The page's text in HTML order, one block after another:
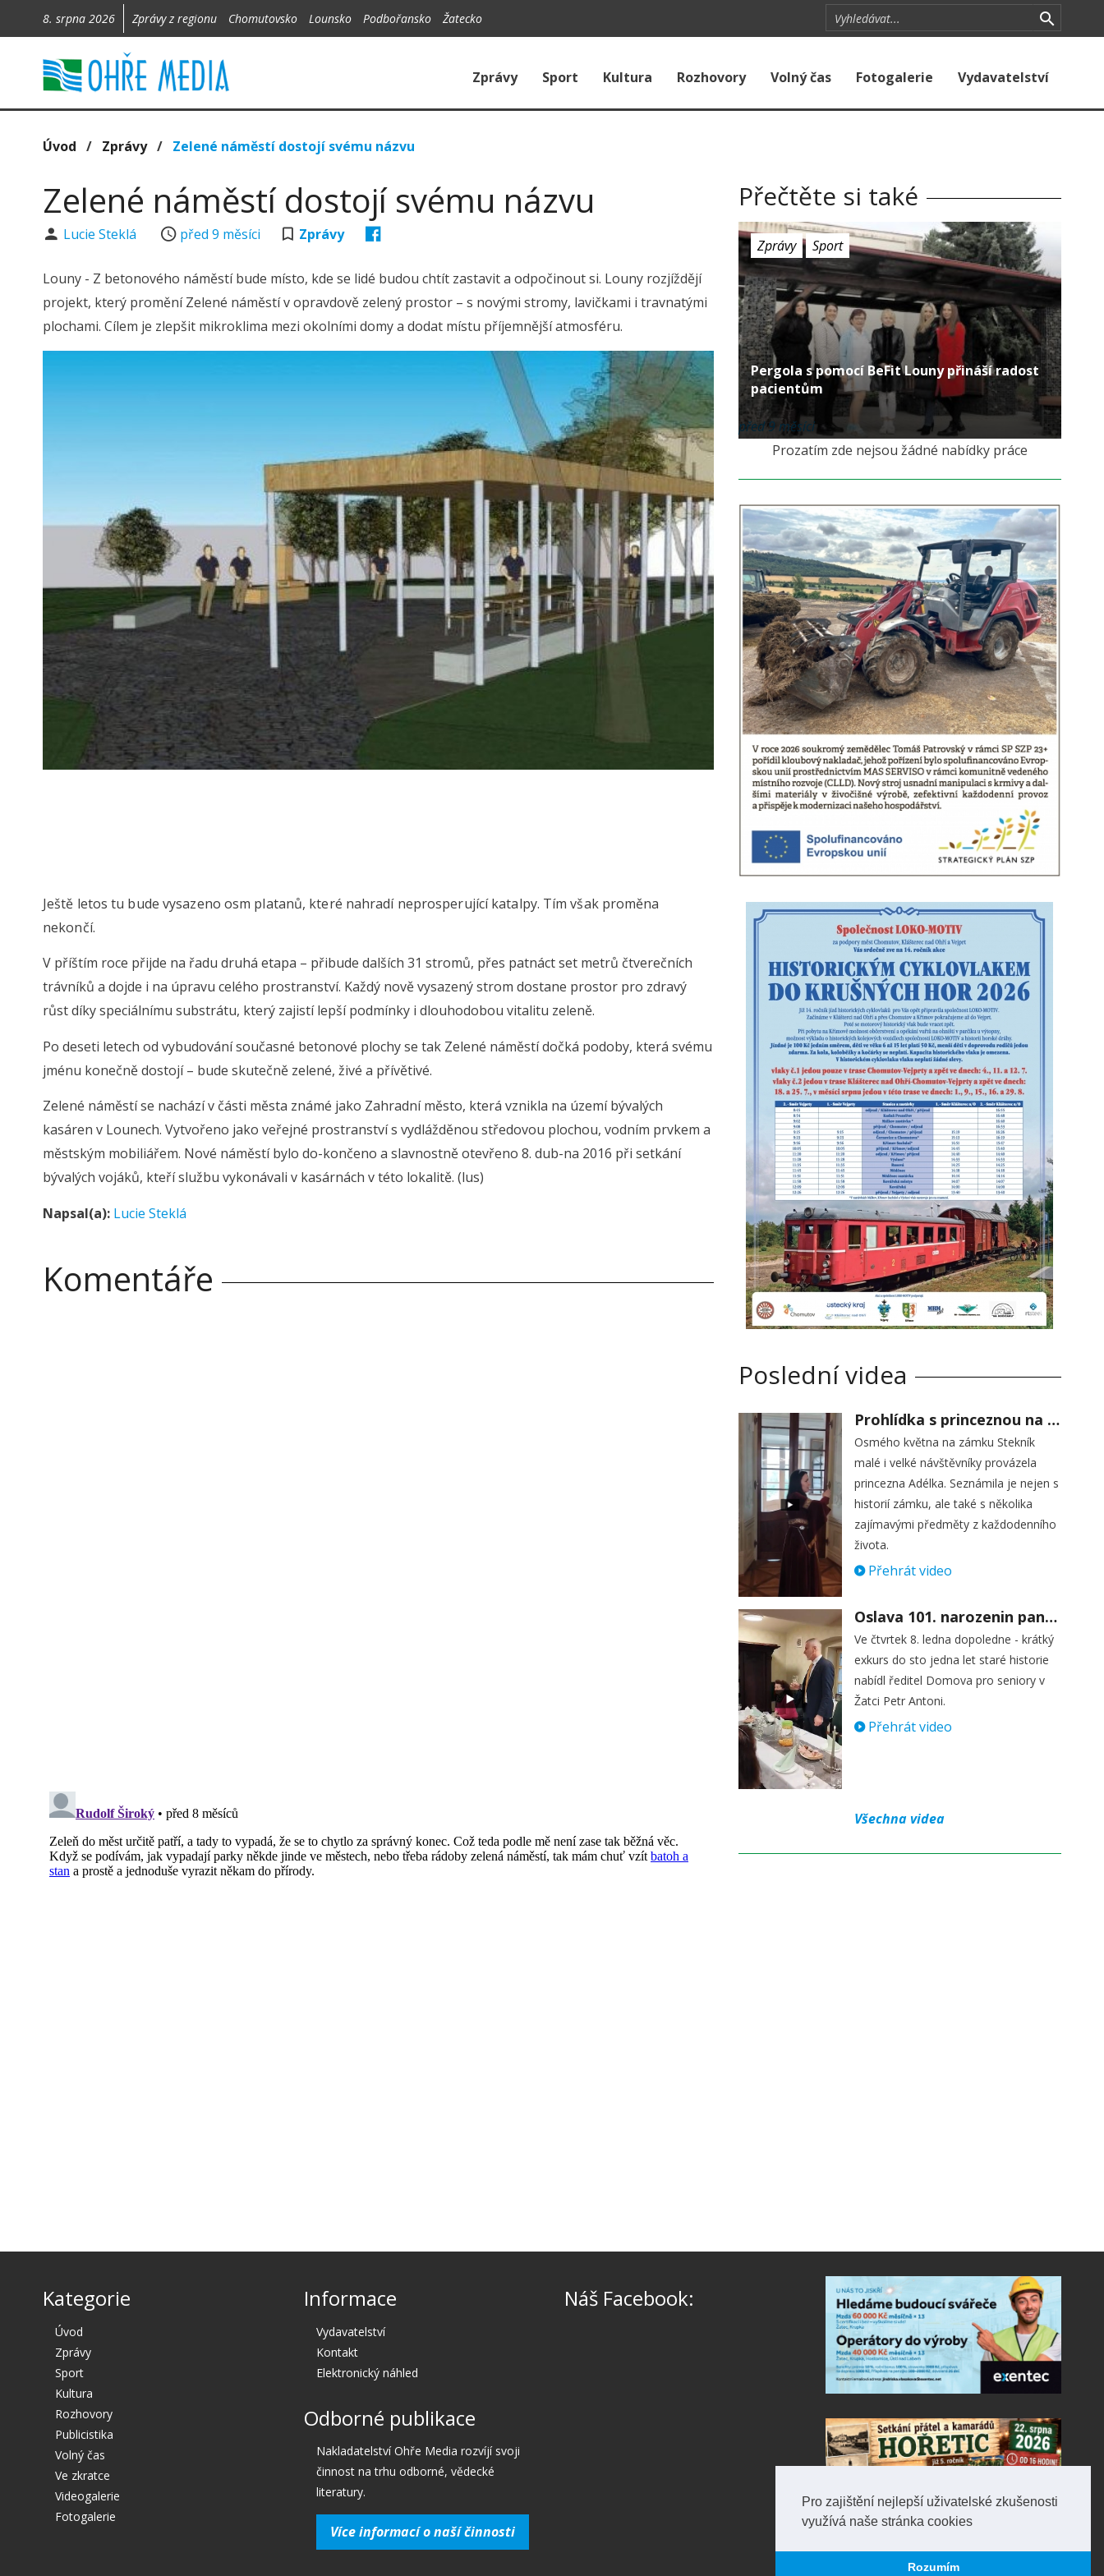
Pro zajištění nejlepší uživatelské zkušenosti
využívá naše stránka cookies
Rozumím
8. srpna 2026 Zprávy z regionu Chomutovsko Lounsko Podbořansko Žatecko
Zprávy Sport Kultura Rozhovory Volný čas Fotogalerie Vydavatelství
Úvod / Zprávy/ Zelené náměstí dostojí svému názvu
Zelené náměstí dostojí svému názvu
Lucie Steklá před 9 měsíci Zprávy
Louny - Z betonového náměstí bude místo, kde se lidé budou chtít zastavit a odpočinout si. Louny rozjíždějí
projekt, který promění Zelené náměstí v opravdově zelený prostor – s novými stromy, lavičkami i travnatými
plochami. Cílem je zlepšit mikroklima mezi okolními domy a dodat místu příjemnější atmosféru.
Ještě letos tu bude vysazeno osm platanů, které nahradí neprosperující katalpy. Tím však proměna
nekončí.
V příštím roce přijde na řadu druhá etapa – přibude dalších 31 stromů, přes patnáct set metrů čtverečních
trávníků a dojde i na úpravu celého prostranství. Každý nově vysazený strom dostane prostor pro zdravý
růst díky speciálnímu substrátu, který zajistí lepší podmínky i dlouhodobou vitalitu zeleně.
Po deseti letech od vybudování současné betonové plochy se tak Zelené náměstí dočká podoby, která svému
jménu konečně dostojí – bude skutečně zelené, živé a přívětivé.
Zelené náměstí se nachází v části města známé jako Zahradní město, která vznikla na území bývalých
kasáren v Lounech. Vytvořeno jako veřejné prostranství s vydlážděnou středovou plochou, vodním prvkem a
městským mobiliářem. Nové náměstí bylo do-končeno a slavnostně otevřeno 8. dub-na 2016 při setkání
bývalých vojáků, kteří službu vykonávali v kasárnách v této lokalitě. (lus)
Napsal(a): Lucie Steklá
Komentáře
Přečtěte si také
Zprávy Sport
Pergola s pomocí BeFit Louny přináší radost
pacientům
před 9 měsíci
Prozatím zde nejsou žádné nabídky práce
Poslední videa
Prohlídka s princeznou na zámku Stekník
Osmého května na zámku Stekník
malé i velké návštěvníky provázela
princezna Adélka. Seznámila je nejen s
historií zámku, ale také s několika
zajímavými předměty z každodenního
života.
Přehrát video
Oslava 101. narozenin paní Věry Skořepové
Ve čtvrtek 8. ledna dopoledne - krátký
exkurs do sto jedna let staré historie
nabídl ředitel Domova pro seniory v
Žatci Petr Antoni.
Přehrát video
Všechna videa
Kategorie
Úvod
Zprávy
Sport
Kultura
Rozhovory
Publicistika
Volný čas
Ve zkratce
Videogalerie
Fotogalerie
Informace
Vydavatelství
Kontakt
Elektronický náhled
Odborné publikace
Nakladatelství Ohře Media rozvíjí svoji
činnost na trhu odborné, vědecké
literatury.
Více informací o naší činnosti
Náš Facebook: